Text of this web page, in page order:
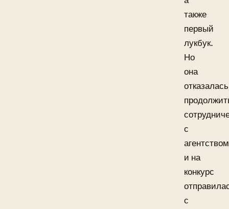
также
первый
лукбук.
Но
она
отказалась
с
агентством
и на
конкурс
с